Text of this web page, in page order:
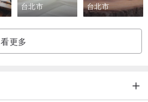
台北市 台北市
看更多